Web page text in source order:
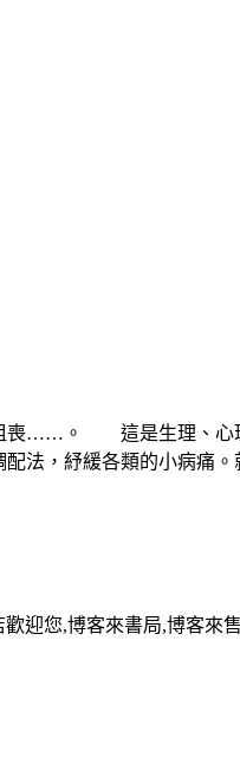
喪……。 這是生理、心
法，紓緩各類的小病痛
迎您,博客來書局,博客來